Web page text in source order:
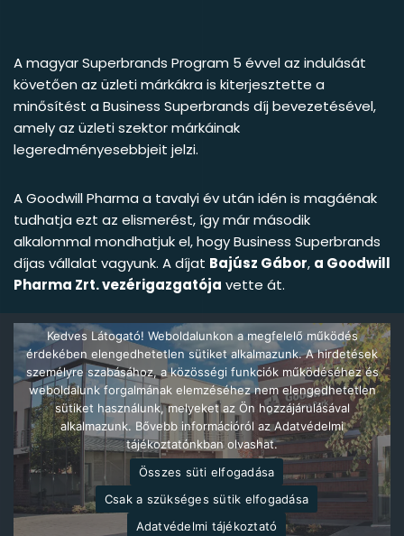
A magyar Superbrands Program 5 évvel az indulását
követően az üzleti márkákra is kiterjesztette a
minősítést a Business Superbrands díj bevezetésével,
amely az üzleti szektor márkáinak
legeredményesebbjeit jelzi.
A Goodwill Pharma a tavalyi év után idén is magáénak
tudhatja ezt az elismerést, így már második
alkalommal mondhatjuk el, hogy Business Superbrands
díjas vállalat vagyunk. A díjat Bajúsz Gábor, a Goodwill
Pharma Zrt. vezérigazgatója vette át.
Kedves Látogató! Weboldalunkon a megfelelő működés
érdekében elengedhetetlen sütiket alkalmazunk. A hirdetések
személyre szabásához, a közösségi funkciók működéséhez és
weboldalunk forgalmának elemzéséhez nem elengedhetetlen
sütiket használunk, melyeket az Ön hozzájárulásával
alkalmazunk. Bővebb információról az Adatvédelmi
tájékoztatónkban olvashat.
Összes süti elfogadása
Csak a szükséges sütik elfogadása
Adatvédelmi tájékoztató